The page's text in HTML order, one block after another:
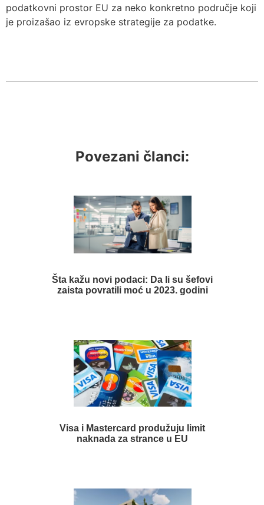
podatkovni prostor EU za neko konkretno područje koji
je proizašao iz evropske strategije za podatke.
Povezani članci:
Šta kažu novi podaci: Da li su šefovi
zaista povratili moć u 2023. godini
Visa i Mastercard produžuju limit
naknada za strance u EU